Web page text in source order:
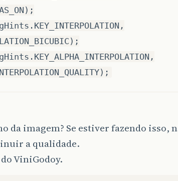
(1 );
and maximum quality
output = new FileImageOutputStream
);
, iwp);
da imagem? Se estiver fazendo isso,
a qualidade.
ViniGodoy.